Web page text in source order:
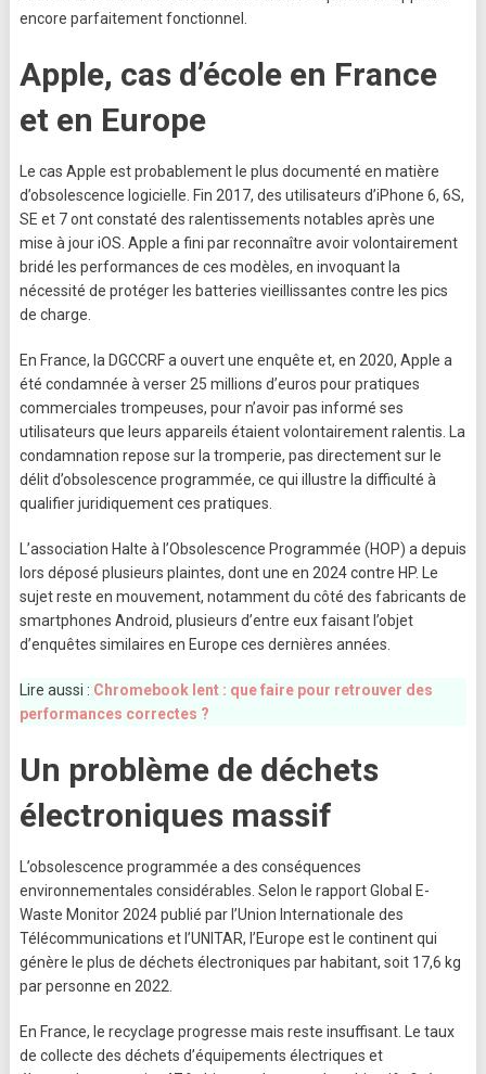
encore parfaitement fonctionnel.
Apple, cas d’école en France
et en Europe
Le cas Apple est probablement le plus documenté en matière
d’obsolescence logicielle. Fin 2017, des utilisateurs d’iPhone 6, 6S,
SE et 7 ont constaté des ralentissements notables après une
mise à jour iOS. Apple a fini par reconnaître avoir volontairement
bridé les performances de ces modèles, en invoquant la
nécessité de protéger les batteries vieillissantes contre les pics
de charge.
En France, la DGCCRF a ouvert une enquête et, en 2020, Apple a
été condamnée à verser 25 millions d’euros pour pratiques
commerciales trompeuses, pour n’avoir pas informé ses
utilisateurs que leurs appareils étaient volontairement ralentis. La
condamnation repose sur la tromperie, pas directement sur le
délit d’obsolescence programmée, ce qui illustre la difficulté à
qualifier juridiquement ces pratiques.
L’association Halte à l’Obsolescence Programmée (HOP) a depuis
lors déposé plusieurs plaintes, dont une en 2024 contre HP. Le
sujet reste en mouvement, notamment du côté des fabricants de
smartphones Android, plusieurs d’entre eux faisant l’objet
d’enquêtes similaires en Europe ces dernières années.
Lire aussi : Chromebook lent : que faire pour retrouver des
performances correctes ?
Un problème de déchets
électroniques massif
L’obsolescence programmée a des conséquences
environnementales considérables. Selon le rapport Global E-
Waste Monitor 2024 publié par l’Union Internationale des
Télécommunications et l’UNITAR, l’Europe est le continent qui
génère le plus de déchets électroniques par habitant, soit 17,6 kg
par personne en 2022.
En France, le recyclage progresse mais reste insuffisant. Le taux
de collecte des déchets d’équipements électriques et